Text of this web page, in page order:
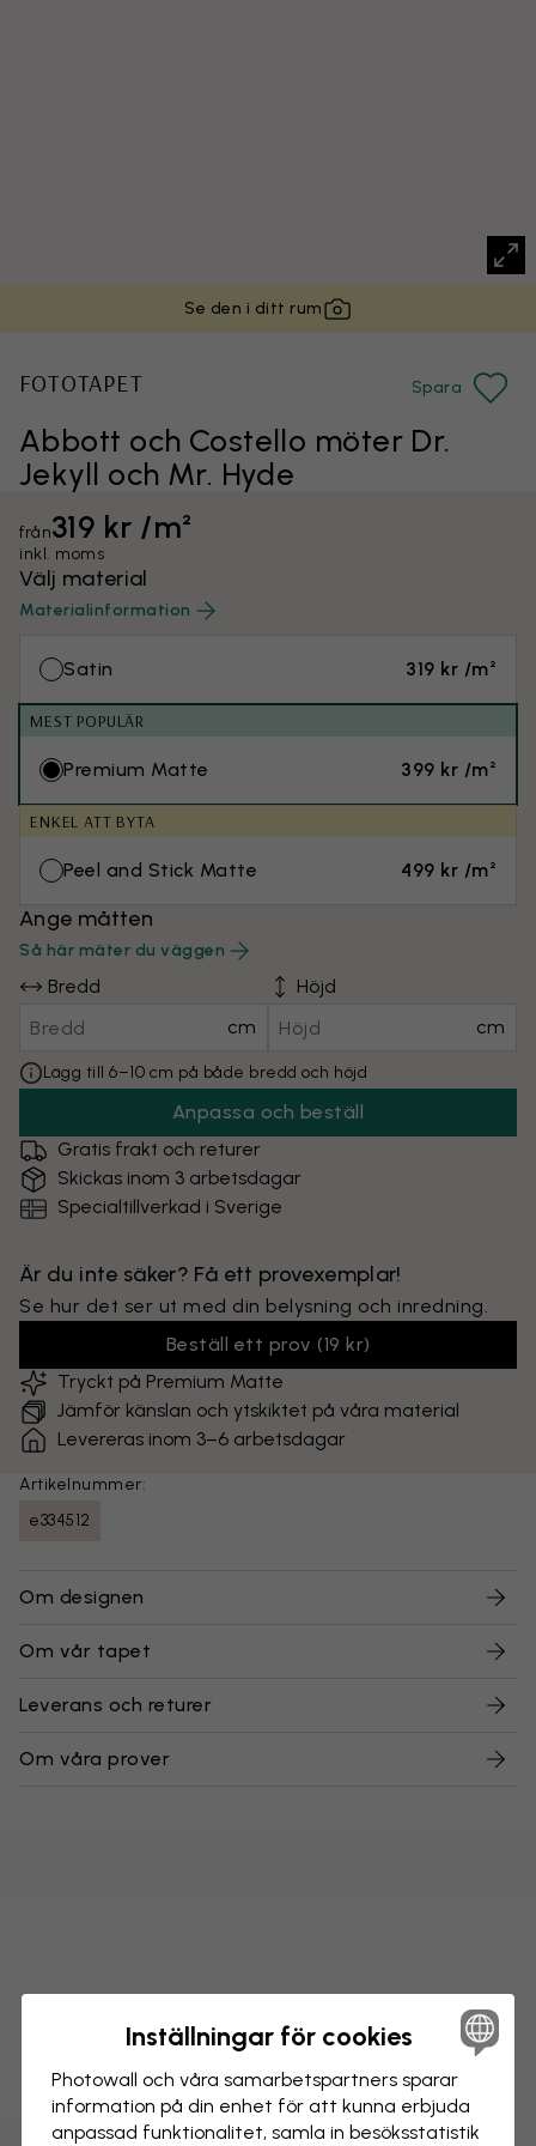
Se den i ditt rum
Abbott och Costello möter Dr.
Jekyll och Mr. Hyde
FOTOTAPET Spara
från319 kr /m²
inkl. moms
Välj material
Materialinformation
Satin 319 kr /m²
MEST POPULÄR
Premium Matte 399 kr /m²
ENKEL ATT BYTA
Peel and Stick Matte 499 kr /m²
Ange måtten
Så här mäter du väggen
Bredd
cm
Höjd
cm
Lägg till 6–10 cm på både bredd och höjd
Anpassa och beställ
Gratis frakt och returer
Skickas inom 3 arbetsdagar
Specialtillverkad i Sverige
Är du inte säker? Få ett provexemplar!
Se hur det ser ut med din belysning och inredning.
Beställ ett prov (19 kr)
Tryckt på Premium Matte
Jämför känslan och ytskiktet på våra material
Levereras inom 3–6 arbetsdagar
Artikelnummer:
e334512
Om designen
Om vår tapet
Leverans och returer
Om våra prover
Inställningar för cookies
Photowall och våra samarbets­partners sparar
information på din enhet för att kunna erbjuda
anpassad funktionalitet, samla in besöks­statistik